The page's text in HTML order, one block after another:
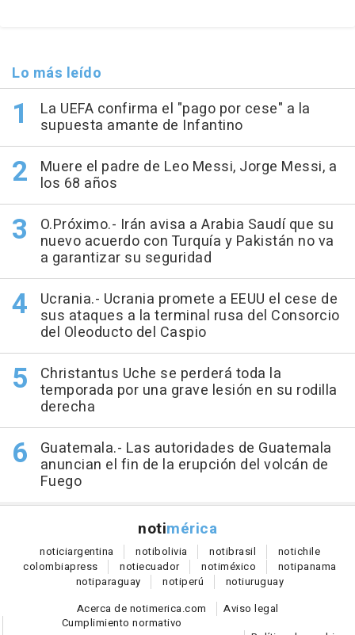
Lo más leído
La UEFA confirma el "pago por cese" a la
supuesta amante de Infantino
Muere el padre de Leo Messi, Jorge Messi, a
los 68 años
O.Próximo.- Irán avisa a Arabia Saudí que su
nuevo acuerdo con Turquía y Pakistán no va
a garantizar su seguridad
Ucrania.- Ucrania promete a EEUU el cese de
sus ataques a la terminal rusa del Consorcio
del Oleoducto del Caspio
Christantus Uche se perderá toda la
temporada por una grave lesión en su rodilla
derecha
Guatemala.- Las autoridades de Guatemala
anuncian el fin de la erupción del volcán de
Fuego
notimérica
noticiargentina notibolivia notibrasil notichile
colombiapress notiecuador notiméxico notipanama
notiparaguay notiperú notiuruguay
Acerca de notimerica.com
Aviso legal
Cumplimiento normativo